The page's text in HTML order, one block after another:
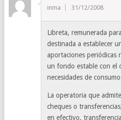
inma 31/12/2008
Libreta, remunerada
destinada a establecer
aportaciones periódicas
un fondo estable con el
necesidades de
La operatoria que
cheques o
en efectivo,